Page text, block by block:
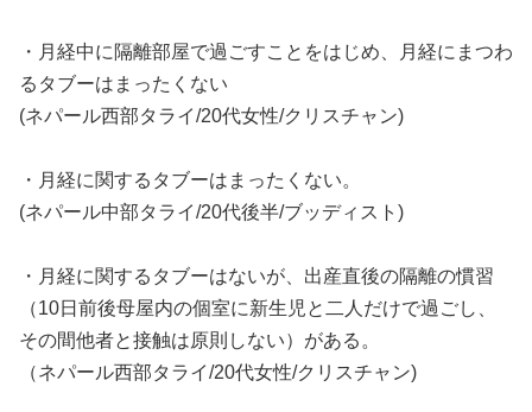
・月経中に隔離部屋で過ごすことをはじめ、月経にまつわ
るタブーはまったくない
(ネパール西部タライ/20代女性/クリスチャン)
・月経に関するタブーはまったくない。
(ネパール中部タライ/20代後半/ブッディスト)
・月経に関するタブーはないが、出産直後の隔離の慣習
（10日前後母屋内の個室に新生児と二人だけで過ごし、
その間他者と接触は原則しない）がある。
（ネパール西部タライ/20代女性/クリスチャン)